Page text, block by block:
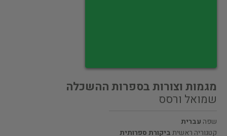
מגמות וצורות בספרות ההשכלה
שמואל ורסס
שפה עברית
קטגוריה ראשיתביקורת ספרותית